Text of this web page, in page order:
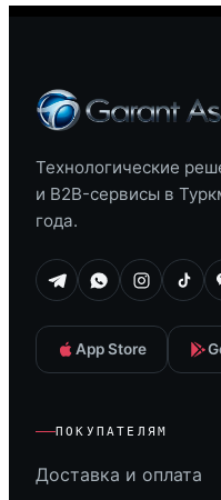
Технологические
и B2B-сервисы в
года.
App Store
ПОКУПАТЕЛЯМ
Доставка и оплата